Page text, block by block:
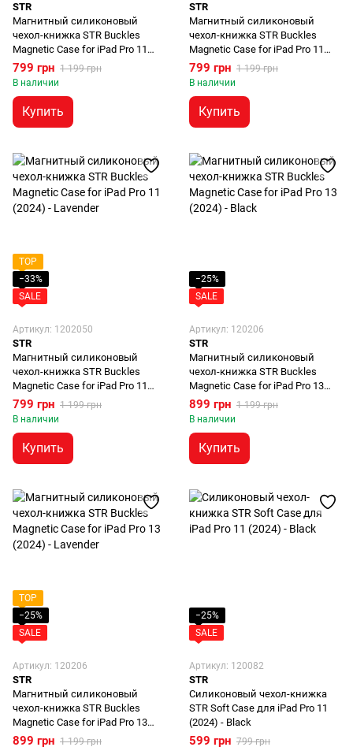
STR
Магнитный силиконовый
чехол-книжка STR Buckles
Magnetic Case for iPad Pro 11
(2024) - Black
799 грн 1 199 грн
В наличии
Купить
STR
Магнитный силиконовый
чехол-книжка STR Buckles
Magnetic Case for iPad Pro 11
(2024) - Pink
799 грн 1 199 грн
В наличии
Купить
TOP
−33%
SALE
Артикул: 1202050
STR
Магнитный силиконовый
чехол-книжка STR Buckles
Magnetic Case for iPad Pro 11
(2024) - Lavender
799 грн 1 199 грн
В наличии
Купить
−25%
SALE
Артикул: 120206
STR
Магнитный силиконовый
чехол-книжка STR Buckles
Magnetic Case for iPad Pro 13
(2024) - Black
899 грн 1 199 грн
В наличии
Купить
TOP
−25%
SALE
Артикул: 120206
STR
Магнитный силиконовый
чехол-книжка STR Buckles
Magnetic Case for iPad Pro 13
(2024) - Lavender
899 грн 1 199 грн
−25%
SALE
Артикул: 120082
STR
Силиконовый чехол-книжка
STR Soft Case для iPad Pro 11
(2024) - Black
599 грн 799 грн